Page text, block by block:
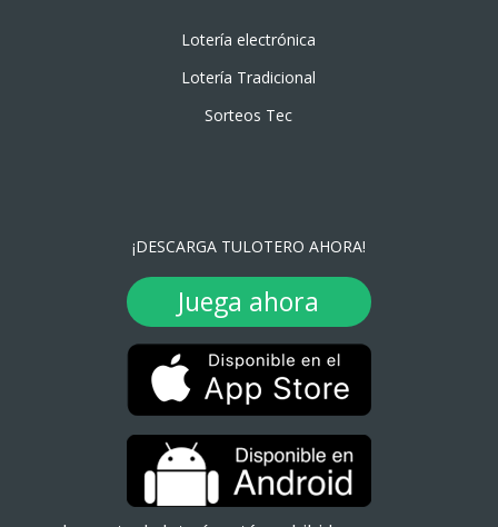
Lotería electrónica
Lotería Tradicional
Sorteos Tec
¡DESCARGA TULOTERO AHORA!
Juega ahora